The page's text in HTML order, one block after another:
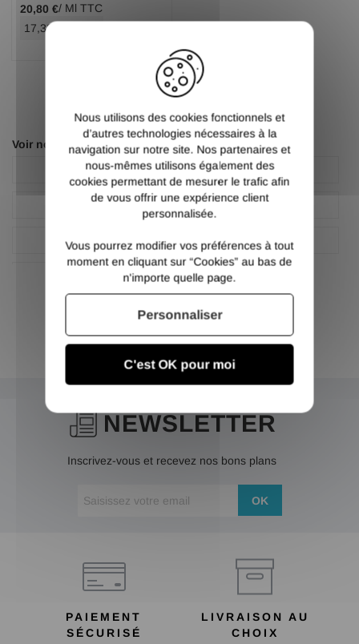
20,80 €/ Ml TTC
17,33 €
Voir nos autres pages :
Carré
Cornière inégale
Cornière égale Fer rond
Plat Rond béton HLE
NEWSLETTER
Inscrivez-vous et recevez nos bons plans
OK
PAIEMENT
SÉCURISÉ
LIVRAISON AU
CHOIX
Nous utilisons des cookies fonctionnels et
d’autres technologies nécessaires à la
navigation sur notre site. Nos partenaires et
nous-mêmes utilisons également des
cookies permettant de mesurer le trafic afin
de vous offrir une expérience client
personnalisée.
Vous pourrez modifier vos préférences à tout
moment en cliquant sur “Cookies” au bas de
n'importe quelle page.
C'est OK pour moi
Personnaliser